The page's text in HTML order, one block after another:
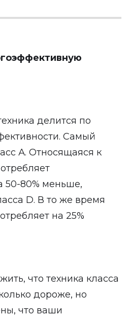
делится по
Самый
А. Относящаяся к
50-80% меньше,
D. В то же время
на 25%
что техника класса
дороже, но
что ваши